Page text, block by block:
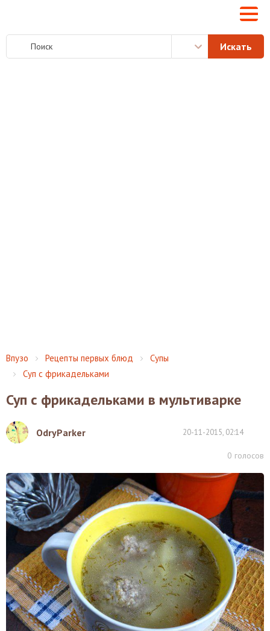
Впузо Рецепты первых блюд
Супы
Суп с фрикадельками
Суп с фрикадельками в мультиварке
OdryParker 20-11-2015, 02:14
0 голосов